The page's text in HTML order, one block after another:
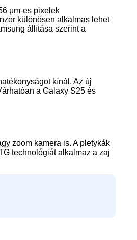
μm-es pixelek
különösen alkalmas lehet
állítása szerint a
kínál. Az új
a Galaxy S25 és
zoom kamera is. A pletykák
technológiát alkalmaz a zaj